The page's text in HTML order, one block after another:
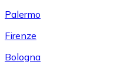
Palermo
Firenze
Bologna